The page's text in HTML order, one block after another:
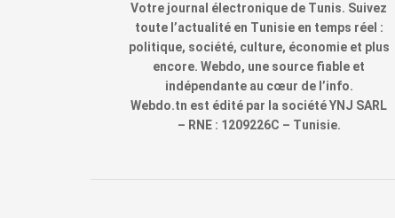
Votre journal électronique de Tunis. Suivez
toute l’actualité en Tunisie en temps réel :
politique, société, culture, économie et plus
encore. Webdo, une source fiable et
indépendante au cœur de l’info.
Webdo.tn est édité par la société YNJ SARL
– RNE : 1209226C – Tunisie.